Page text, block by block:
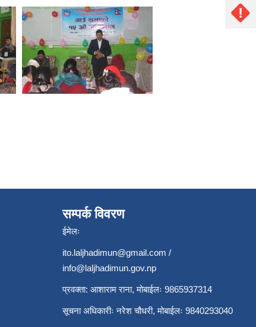
सम्पर्क विवरण
ईमेलः
ito.laljhadimun@gmail.com /
info@laljhadimun.gov.np
प्रवक्ता: आशाराम राना, मोबाईलः 9865937314
सूचना अधिकारीः नरेश चौधरी, मोबाईलः 9840293040